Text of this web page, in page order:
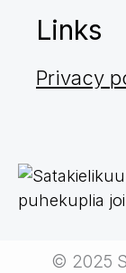
Links
Privacy
© 2025